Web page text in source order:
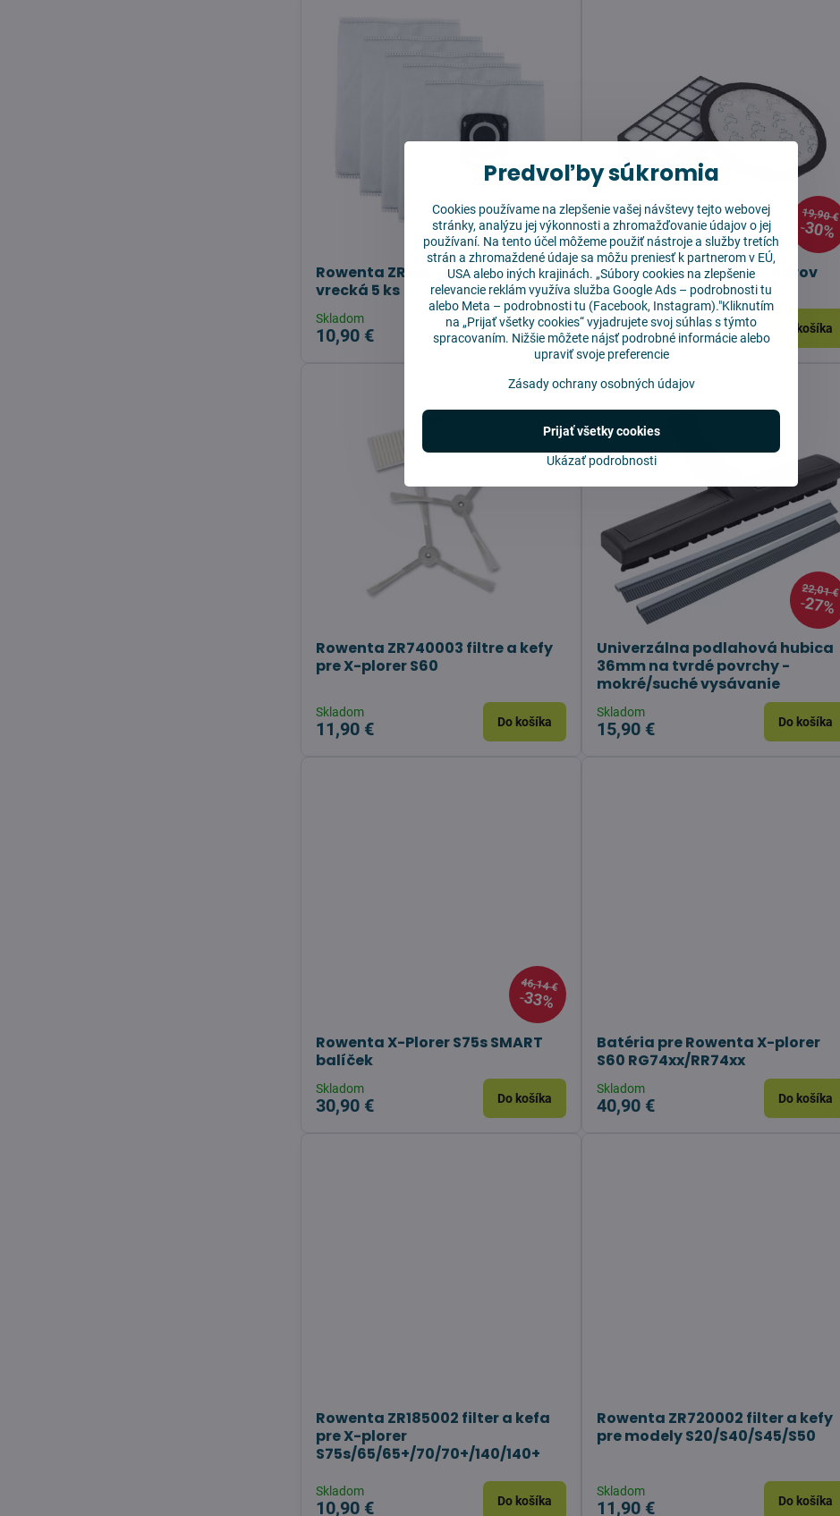
Rowenta ZR200540 náhradné
vrecká 5 ks
Skladom
10,90 € Do košíka
19,90 €
30%
Rowenta ZR903701 Set filtrov
Skladom
13,90 € Do košíka
Rowenta ZR740003 filtre a kefy
pre X-plorer S60
Skladom
11,90 € Do košíka
22,01 €
27%
Univerzálna podlahová hubica
36mm na tvrdé povrchy -
mokré/suché vysávanie
Skladom
15,90 € Do košíka
46,14 €
33%
Rowenta X-Plorer S75s SMART
balíček
Skladom
30,90 € Do košíka
Batéria pre Rowenta X-plorer
S60 RG74xx/RR74xx
Skladom
40,90 € Do košíka
Rowenta ZR185002 filter a kefa
pre X-plorer
S75s/65/65+/70/70+/140/140+
Skladom
10,90 € Do košíka
Rowenta ZR720002 filter a kefy
pre modely S20/S40/S45/S50
Skladom
11,90 € Do košíka
Predvoľby súkromia
Cookies používame na zlepšenie vašej návštevy tejto webovej
stránky, analýzu jej výkonnosti a zhromažďovanie údajov o jej
používaní. Na tento účel môžeme použiť nástroje a služby tretích
strán a zhromaždené údaje sa môžu preniesť k partnerom v EÚ,
USA alebo iných krajinách. „Súbory cookies na zlepšenie
relevancie reklám využíva služba Google Ads – podrobnosti tu
alebo Meta – podrobnosti tu (Facebook, Instagram)."Kliknutím
na „Prijať všetky cookies“ vyjadrujete svoj súhlas s týmto
spracovaním. Nižšie môžete nájsť podrobné informácie alebo
upraviť svoje preferencie
Zásady ochrany osobných údajov
Ukázať podrobnosti
Prijať všetky cookies